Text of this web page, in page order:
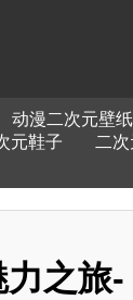
动漫二次元壁纸
元鞋子 二
之旅-